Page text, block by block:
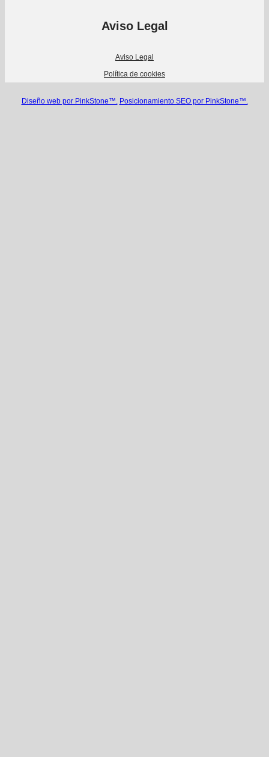
Aviso Legal
Aviso Legal
Política de cookies
Diseño web por PinkStone™. Posicionamiento SEO por PinkStone™.